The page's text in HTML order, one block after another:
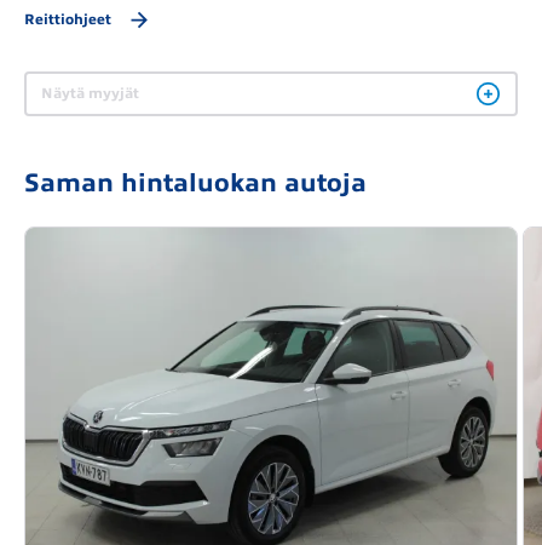
Reittiohjeet
Näytä myyjät
Saman hintaluokan autoja